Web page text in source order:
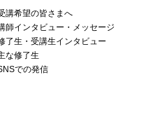
講希望の皆さまへ
師インタビュー・メッセージ
了生・受講生インタビュー
な修了生
での発信